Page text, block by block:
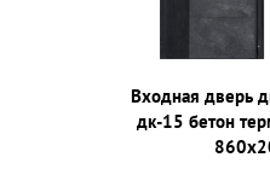
Входная дверь
дк-15 бетон